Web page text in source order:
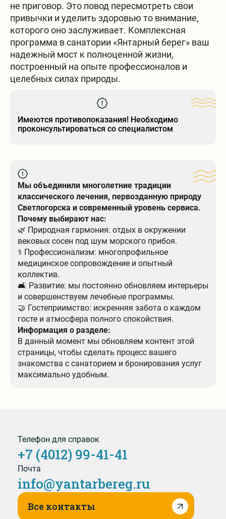
не приговор. Это повод пересмотреть свои
привычки и уделить здоровью то внимание,
которого оно заслуживает. Комплексная
программа в санатории «Янтарный берег» ваш
надежный мост к полноценной жизни,
построенный на опыте профессионалов и
целебных силах природы.
Имеются противопоказания! Необходимо
проконсультироваться со специалистом
Мы объединили многолетние традиции
классического лечения, первозданную природу
Светлогорска и современный уровень сервиса.
Почему выбирают нас:
🌿 Природная гармония: отдых в окружении
вековых сосен под шум морского прибоя.
⚕️ Профессионализм: многопрофильное
медицинское сопровождение и опытный
коллектив.
🛋 Развитие: мы постоянно обновляем интерьеры
и совершенствуем лечебные программы.
🤝 Гостеприимство: искренняя забота о каждом
госте и атмосфера полного спокойствия.
Информация о разделе:
В данный момент мы обновляем контент этой
страницы, чтобы сделать процесс вашего
знакомства с санаторием и бронирования услуг
максимально удобным.
Телефон для справок
+7 (4012) 99-41-41
Почта
info@yantarbereg.ru
Все контакты